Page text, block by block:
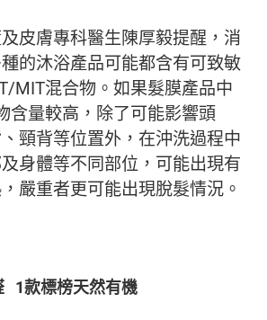
皮膚專科醫生陳厚毅提醒，消
的沐浴產品可能都含有可致敏
MIT混合物。如果髮膜產品中
含量較高，除了可能影響頭
頸背等位置外，在沖洗過程中
身體等不同部位，可能出現有
嚴重者更可能出現脫髮情況。
1款標榜天然有機